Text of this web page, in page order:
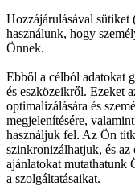
Hozzájárulásával sütiket
használunk, hogy
Önnek.
Ebből a célból adatokat
és eszközeikről. Ezeket
optimalizálására és
megjelenítésére,
használjuk fel. Az Ön
szinkronizálhatjuk, és az
ajánlatokat mutathatunk
a szolgáltatásaikat.